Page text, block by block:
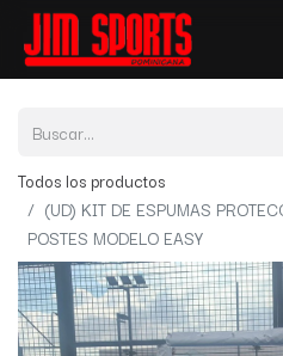
Todos los productos
(UD) KIT DE ESPUMAS
POSTES MODELO EASY